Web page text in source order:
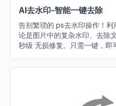
AI去水印-智能一键去除
告别繁琐的 ps去水印操作！
论是图片中的复杂水印、去除
秒级 无损修复。只需一键，即